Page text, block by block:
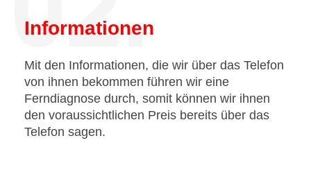
Informationen
Mit den Informationen, die wir über das Telefon
von ihnen bekommen führen wir eine
Ferndiagnose durch, somit können wir ihnen
den voraussichtlichen Preis bereits über das
Telefon sagen.